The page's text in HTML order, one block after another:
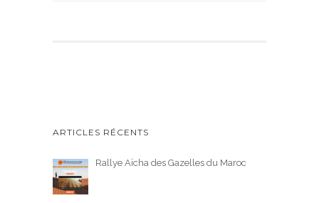
ARTICLES RÉCENTS
Rallye Aïcha des Gazelles du Maroc